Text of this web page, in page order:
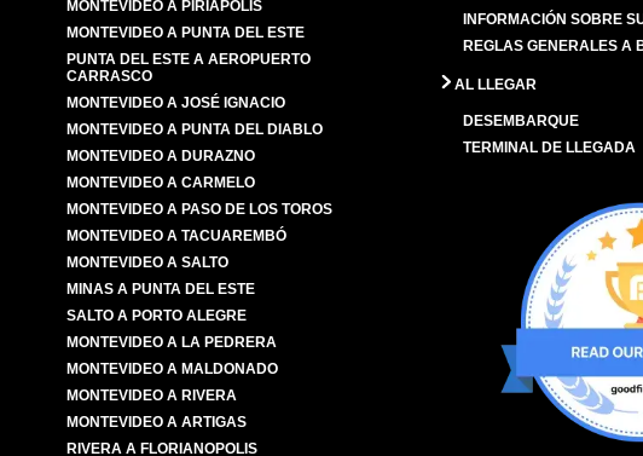
MONTEVIDEO A PIRIÁPOLIS
MONTEVIDEO A PUNTA DEL ESTE
PUNTA DEL ESTE A AEROPUERTO
CARRASCO
MONTEVIDEO A JOSÉ IGNACIO
MONTEVIDEO A PUNTA DEL DIABLO
MONTEVIDEO A DURAZNO
MONTEVIDEO A CARMELO
MONTEVIDEO A PASO DE LOS TOROS
MONTEVIDEO A TACUAREMBÓ
MONTEVIDEO A SALTO
MINAS A PUNTA DEL ESTE
SALTO A PORTO ALEGRE
MONTEVIDEO A LA PEDRERA
MONTEVIDEO A MALDONADO
MONTEVIDEO A RIVERA
MONTEVIDEO A ARTIGAS
RIVERA A FLORIANOPOLIS
INFORMACIÓN SOBRE
REGLAS GENERALES A
AL LLEGAR
DESEMBARQUE
TERMINAL DE LLEGADA